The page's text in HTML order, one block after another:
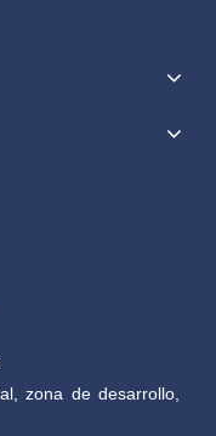
zona de desarrollo,